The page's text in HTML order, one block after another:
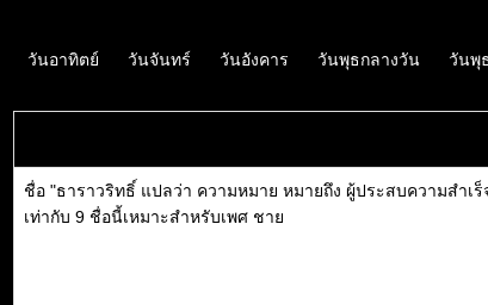
วันอาทิตย์ วันจันทร์ วันอังคาร วันพุธกลางวัน วันพุ
ชื่อ "ธาราวริทธิ์ แปลว่า ความหมาย หมายถึง ผู้ประสบความสำเ
เท่ากับ 9 ชื่อนี้เหมาะสำหรับเพศ ชาย